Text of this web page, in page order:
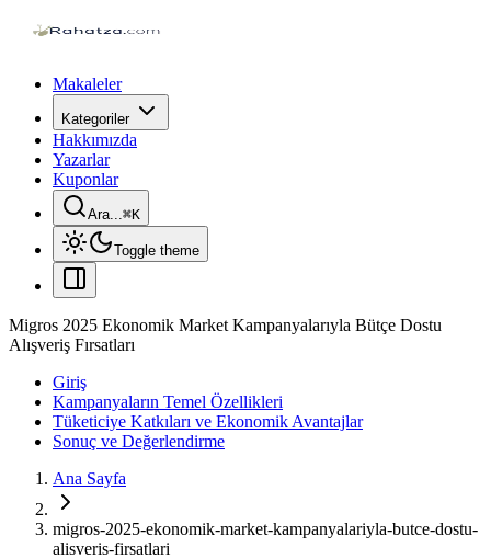
Makaleler
Kategoriler
Hakkımızda
Yazarlar
Kuponlar
Ara...⌘K
Toggle theme
Migros 2025 Ekonomik Market Kampanyalarıyla Bütçe Dostu
Alışveriş Fırsatları
Giriş
Kampanyaların Temel Özellikleri
Tüketiciye Katkıları ve Ekonomik Avantajlar
Sonuç ve Değerlendirme
Ana Sayfa
migros-2025-ekonomik-market-kampanyalariyla-butce-dostu-
alisveris-firsatlari